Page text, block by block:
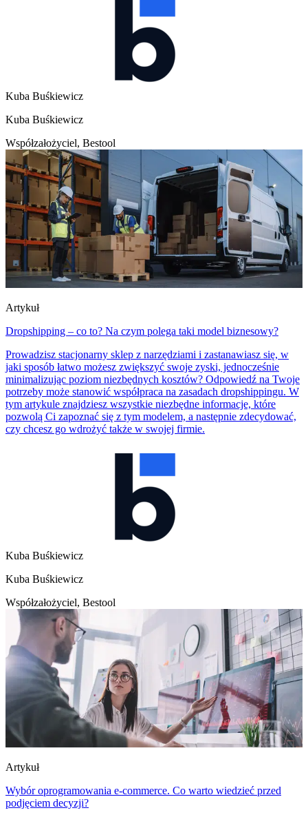
Kuba Buśkiewicz
Kuba Buśkiewicz
Współzałożyciel, Bestool
Artykuł
Dropshipping – co to? Na czym polega taki model biznesowy?
Prowadzisz stacjonarny sklep z narzędziami i zastanawiasz się, w
jaki sposób łatwo możesz zwiększyć swoje zyski, jednocześnie
minimalizując poziom niezbędnych kosztów? Odpowiedź na Twoje
potrzeby może stanowić współpraca na zasadach dropshippingu. W
tym artykule znajdziesz wszystkie niezbędne informacje, które
pozwolą Ci zapoznać się z tym modelem, a następnie zdecydować,
czy chcesz go wdrożyć także w swojej firmie.
Kuba Buśkiewicz
Kuba Buśkiewicz
Współzałożyciel, Bestool
Artykuł
Wybór oprogramowania e-commerce. Co warto wiedzieć przed
podjęciem decyzji?